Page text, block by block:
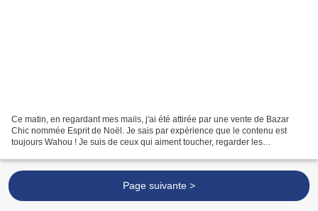
Ce matin, en regardant mes mails, j'ai été attirée par une vente de Bazar
Chic nommée Esprit de Noël. Je sais par expérience que le contenu est
toujours Wahou ! Je suis de ceux qui aiment toucher, regarder les
Page suivante >